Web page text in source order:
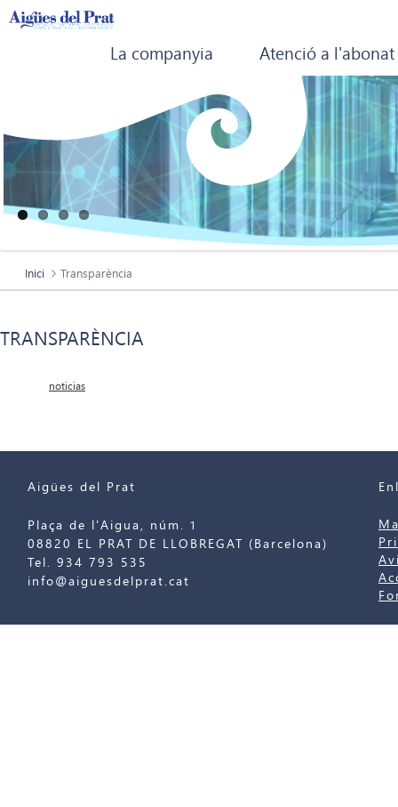
La companyia Atenció a l'abonat
Inici Transparència
TRANSPARÈNCIA
noticias
Aigües del Prat
Plaça de l'Aigua, núm. 1
08820 EL PRAT DE LLOBREGAT (Barcelona)
Tel. 934 793 535
info@aiguesdelprat.cat